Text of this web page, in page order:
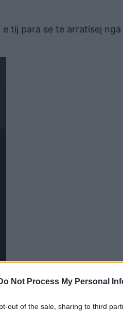
Not Process My Personal
out of the sale, sharing to third
tij para se te arratisej